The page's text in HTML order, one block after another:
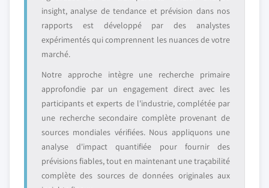
insight, analyse de tendance et prévision dans nos
rapports est développé par des analystes
expérimentés qui comprennent les nuances de votre
marché.
Notre approche intègre une recherche primaire
approfondie par un engagement direct avec les
participants et experts de l'industrie, complétée par
une recherche secondaire complète provenant de
sources mondiales vérifiées. Nous appliquons une
analyse d'impact quantifiée pour fournir des
prévisions fiables, tout en maintenant une traçabilité
complète des sources de données originales aux